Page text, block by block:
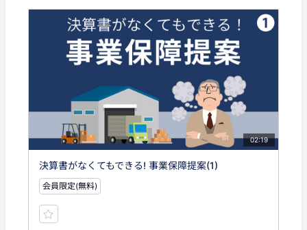
02:19
決算書がなくてもできる! 事業保障提案(1)
会員限定(無料)